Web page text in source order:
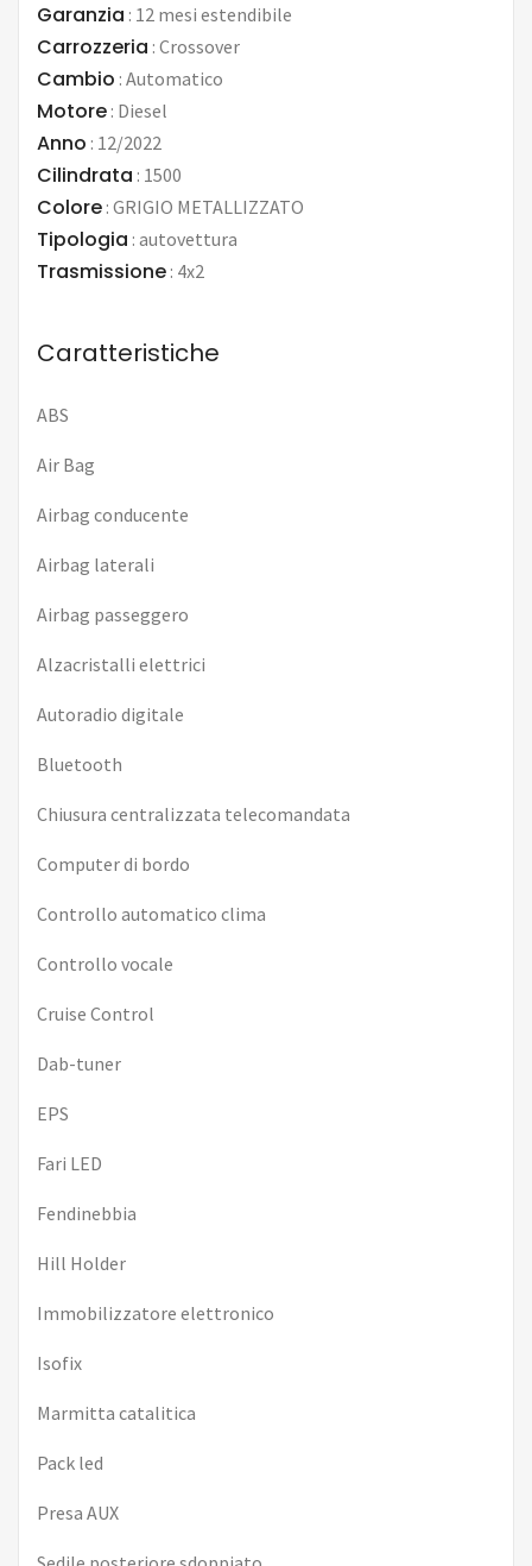
Garanzia : 12 mesi estendibile
Carrozzeria : Crossover
Cambio : Automatico
Motore : Diesel
Anno : 12/2022
Cilindrata : 1500
Colore : GRIGIO METALLIZZATO
Tipologia : autovettura
Trasmissione : 4x2
Caratteristiche
ABS
Air Bag
Airbag conducente
Airbag laterali
Airbag passeggero
Alzacristalli elettrici
Autoradio digitale
Bluetooth
Chiusura centralizzata telecomandata
Computer di bordo
Controllo automatico clima
Controllo vocale
Cruise Control
Dab-tuner
EPS
Fari LED
Fendinebbia
Hill Holder
Immobilizzatore elettronico
Isofix
Marmitta catalitica
Pack led
Presa AUX